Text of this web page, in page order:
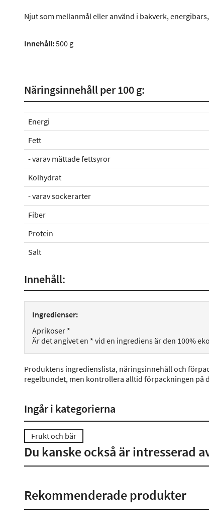
Njut som mellanmål eller använd i bakverk,
Innehåll:500 g
Näringsinnehåll per 100 g:
Energi
Fett
- varav mättade fettsyror
Kolhydrat
- varav sockerarter
Fiber
Protein
Salt
Innehåll:
Ingredienser:
Aprikoser *
Är det angivet en * vid en ingrediens är den 100%
Produktens ingredienslista, näringsinnehåll och
regelbundet, men kontrollera alltid förpackningen på
Ingår i kategorierna
Frukt och bär
Du kanske också är intresserad
Rekommenderade produkter